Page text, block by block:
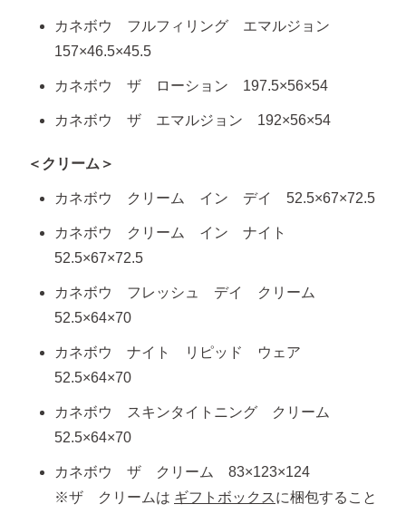
カネボウ フルフィリング エマルジョン
157×46.5×45.5
カネボウ ザ ローション 197.5×56×54
カネボウ ザ エマルジョン 192×56×54
＜クリーム＞
カネボウ クリーム イン デイ 52.5×67×72.5
カネボウ クリーム イン ナイト
52.5×67×72.5
カネボウ フレッシュ デイ クリーム
52.5×64×70
カネボウ ナイト リピッド ウェア
52.5×64×70
カネボウ スキンタイトニング クリーム
52.5×64×70
カネボウ ザ クリーム 83×123×124
※ザ クリームは ギフトボックスに梱包すること